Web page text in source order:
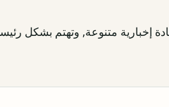
إخبارية متنوعة, وتهتم بشكل